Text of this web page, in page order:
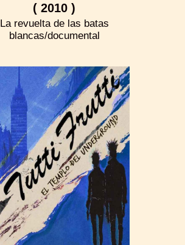
( 2010 )
La revuelta de las batas
blancas/documental